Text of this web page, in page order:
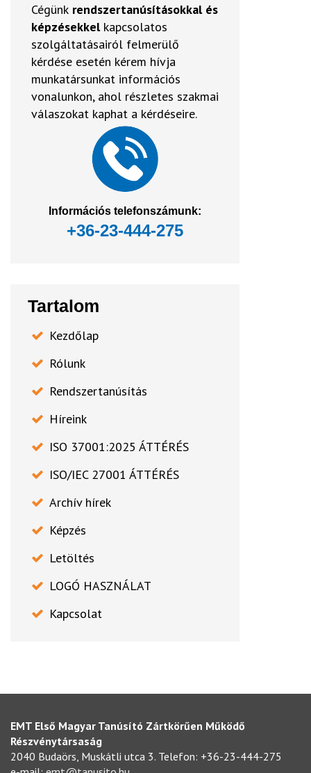
Cégünk rendszertanúsításokkal és
képzésekkel kapcsolatos
szolgáltatásairól felmerülő
kérdése esetén kérem hívja
munkatársunkat információs
vonalunkon, ahol részletes szakmai
válaszokat kaphat a kérdéseire.
Információs telefonszámunk:
+36-23-444-275
Tartalom
Kezdőlap
Rólunk
Rendszertanúsítás
Híreink
ISO 37001:2025 ÁTTÉRÉS
ISO/IEC 27001 ÁTTÉRÉS
Archív hírek
Képzés
Letöltés
LOGÓ HASZNÁLAT
Kapcsolat
EMT Első Magyar Tanúsító Zártkörűen Működő
Részvénytársaság
2040 Budaörs, Muskátli utca 3. Telefon: +36-23-444-275